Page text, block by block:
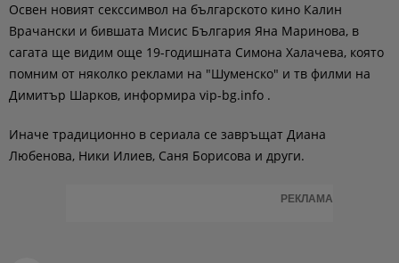
Освен новият секссимвол на българското кино Калин
Врачански и бившата Мисис България Яна Маринова, в
сагата ще видим още 19-годишната Симона Халачева, която
помним от няколко реклами на "Шуменско" и тв филми на
Димитър Шарков, информира vip-bg.info .
Иначе традиционно в сериала се завръщат Диана
Любенова, Ники Илиев, Саня Борисова и други.
РЕКЛАМА